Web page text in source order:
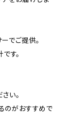
でご提供。
す。
い。
のがおすすめで